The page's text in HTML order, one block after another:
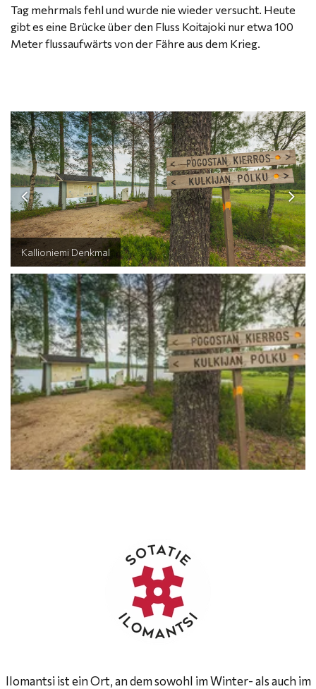
Tag mehrmals fehl und wurde nie wieder versucht. Heute
gibt es eine Brücke über den Fluss Koitajoki nur etwa 100
Meter flussaufwärts von der Fähre aus dem Krieg.
Kallioniemi Denkmal
Ilomantsi ist ein Ort, an dem sowohl im Winter- als auch im